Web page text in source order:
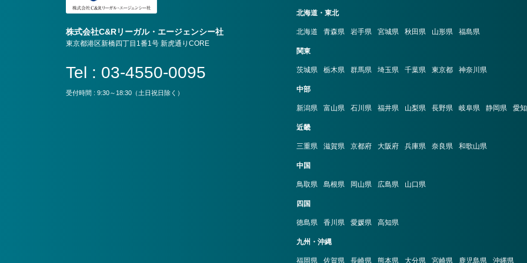
株式会社C&Rリーガル・エージェンシー社
東京都港区新橋四丁目1番1号 新虎通りCORE
Tel : 03-4550-0095
受付時間 : 9:30～18:30（土日祝日除く）
北海道・東北
北海道 青森県 岩手県 宮城県 秋田県 山形県 福島県
関東
茨城県 栃木県 群馬県 埼玉県 千葉県 東京都 神奈川県
中部
新潟県 富山県 石川県 福井県 山梨県 長野県 岐阜県 静岡県 愛
近畿
三重県 滋賀県 京都府 大阪府 兵庫県 奈良県 和歌山県
中国
鳥取県 島根県 岡山県 広島県 山口県
四国
徳島県 香川県 愛媛県 高知県
九州・沖縄
福岡県 佐賀県 長崎県 熊本県 大分県 宮崎県 鹿児島県 沖縄県